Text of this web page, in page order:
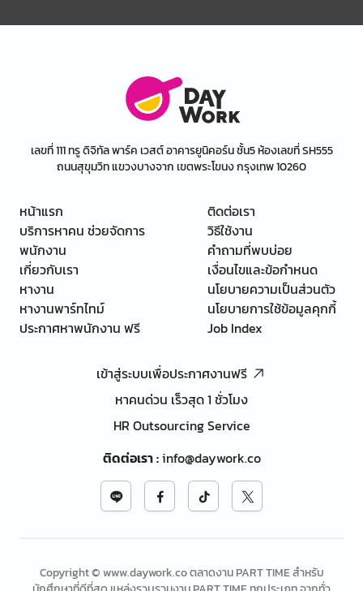
เลขที่ 111 ทรู ดิจิทัล พาร์ค เวสต์ อาคารยูนิคอร์น ชั้น5 ห้องเลขที่ SH555
ถนนสุขุมวิท แขวงบางจาก เขตพระโขนง กรุงเทพ 10260
หน้าแรก
บริการหาคน ช่วยจัดการ
พนักงาน
เกี่ยวกับเรา
หางาน
หางานพาร์ทไทม์
ประกาศหาพนักงาน ฟรี
ติดต่อเรา
วิธีใช้งาน
คำถามที่พบบ่อย
เงื่อนไขและข้อกำหนด
นโยบายความเป็นส่วนตัว
นโยบายการใช้ข้อมูลคุกกี้
Job Index
เข้าสู่ระบบเพื่อประกาศงานฟรี
หาคนด่วน เร็วสุด 1 ชั่วโมง
HR Outsourcing Service
ติดต่อเรา:info@daywork.co
Copyright © www.daywork.co ตลาดงาน PART TIME สำหรับ